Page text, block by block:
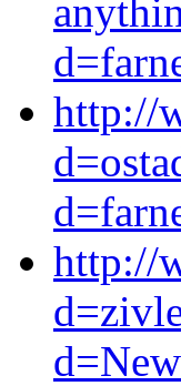
http://
http://